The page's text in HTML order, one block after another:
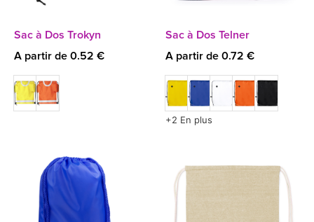
Sac à Dos Trokyn
A partir de 0.52 €
Sac à Dos Telner
A partir de 0.72 €
+2 En plus